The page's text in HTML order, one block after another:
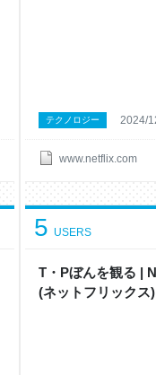
www.netflix.com
テクノロジー 2024/
T・Pぼん を観 る |
( ネ ッ ト フ リ ッ ク ス
5 USERS